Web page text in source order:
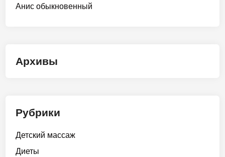
Анис обыкновенный
Архивы
Рубрики
Детский массаж
Диеты